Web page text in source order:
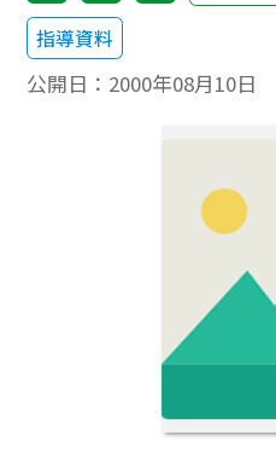
指導資料
公開日： 2000年08月10日